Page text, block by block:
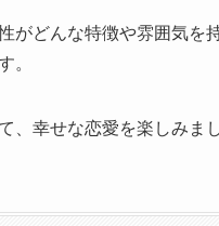
がどんな特徴や雰囲気
、幸せな恋愛を楽しみまし